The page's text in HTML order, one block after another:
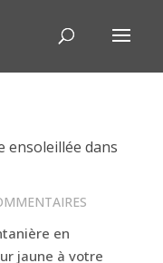
ensoleillée dans
en
jaune à votre